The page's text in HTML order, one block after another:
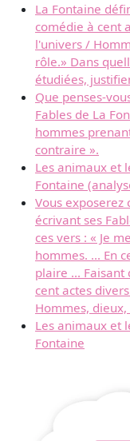
La Fontaine
comédie à cent
l'univers /
rôle.» Dans
étudiées,
Que penses-
Fables de La
hommes
contraire ».
Les animaux et
Fontaine
Vous exposerez
écrivant ses
ces vers : « Je
hommes. ... En
plaire ...
cent actes
Hommes,
Les animaux et
Fontaine